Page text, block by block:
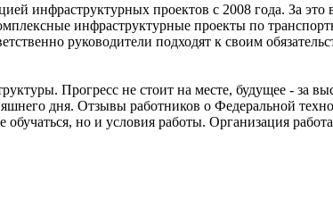
инфраструктурных проектов с 2008 года. За
инфраструктурные проекты по
руководители подходят к своим
Прогресс не стоит на месте, будущее - за
дня. Отзывы работников о Федеральной
но и условия работы. Организация